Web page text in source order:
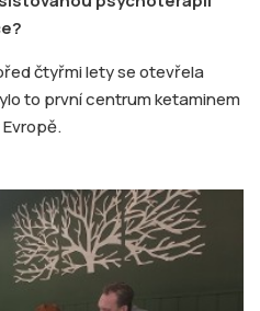
čtyřmi lety se otevřela
to první centrum ketaminem